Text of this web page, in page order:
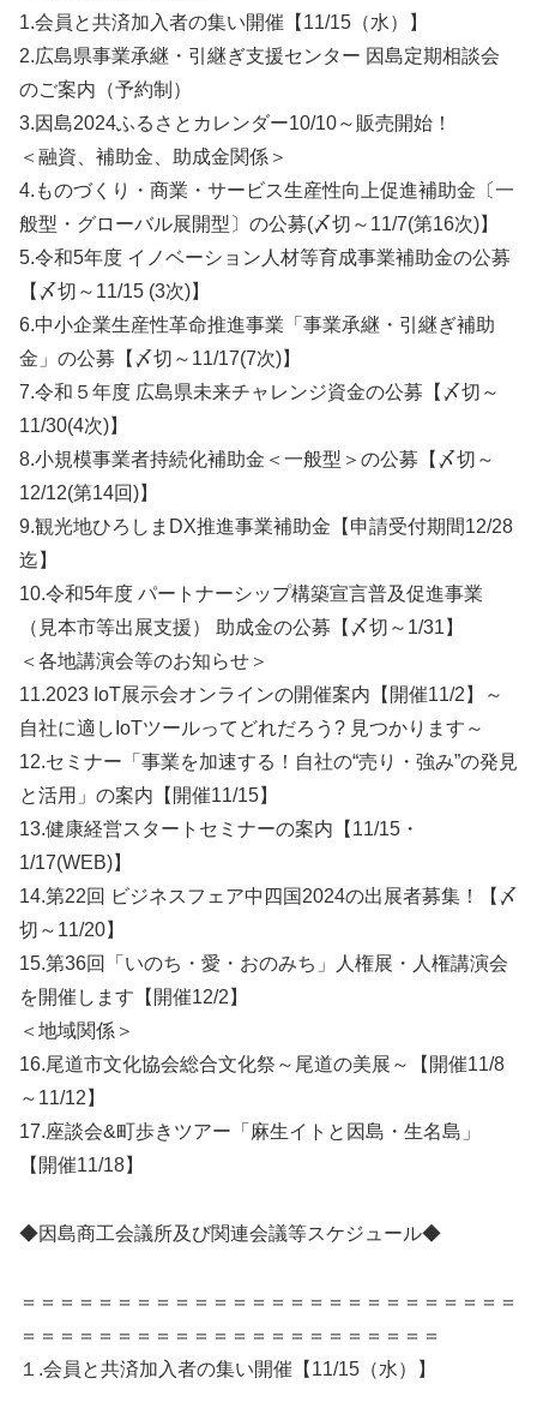
1.会員と共済加入者の集い開催【11/15（水）】
2.広島県事業承継・引継ぎ支援センター 因島定期相談会
のご案内（予約制）
3.因島2024ふるさとカレンダー10/10～販売開始！
＜融資、補助金、助成金関係＞
4.ものづくり・商業・サービス生産性向上促進補助金〔一
般型・グローバル展開型〕の公募(〆切～11/7(第16次)】
5.令和5年度 イノベーション人材等育成事業補助金の公募
【〆切～11/15 (3次)】
6.中小企業生産性革命推進事業「事業承継・引継ぎ補助
金」の公募【〆切～11/17(7次)】
7.令和５年度 広島県未来チャレンジ資金の公募【〆切～
11/30(4次)】
8.小規模事業者持続化補助金＜一般型＞の公募【〆切～
12/12(第14回)】
9.観光地ひろしまDX推進事業補助金【申請受付期間12/28
迄】
10.令和5年度 パートナーシップ構築宣言普及促進事業
（見本市等出展支援） 助成金の公募【〆切～1/31】
＜各地講演会等のお知らせ＞
11.2023 IoT展示会オンラインの開催案内【開催11/2】～
自社に適しIoTツールってどれだろう? 見つかります～
12.セミナー「事業を加速する！自社の“売り・強み”の発見
と活用」の案内【開催11/15】
13.健康経営スタートセミナーの案内【11/15・
1/17(WEB)】
14.第22回 ビジネスフェア中四国2024の出展者募集！【〆
切～11/20】
15.第36回「いのち・愛・おのみち」人権展・人権講演会
を開催します【開催12/2】
＜地域関係＞
16.尾道市文化協会総合文化祭～尾道の美展～【開催11/8
～11/12】
17.座談会&町歩きツアー「麻生イトと因島・生名島」
【開催11/18】
◆因島商工会議所及び関連会議等スケジュール◆
＝＝＝＝＝＝＝＝＝＝＝＝＝＝＝＝＝＝＝＝＝＝＝＝＝＝
＝＝＝＝＝＝＝＝＝＝＝＝＝＝＝＝＝＝＝＝＝＝
１.会員と共済加入者の集い開催【11/15（水）】